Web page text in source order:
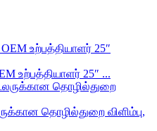
உற்பத்தியாளர் 25″ ...
தொழில்துறை விளிம்பு,